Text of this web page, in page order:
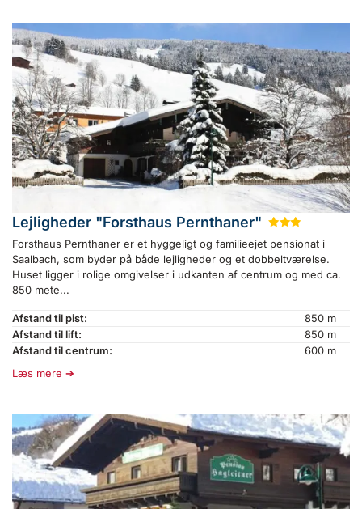
Lejligheder "Forsthaus Pernthaner" ★★
Forsthaus Pernthaner er et hyggeligt og familieejet pensionat i
Saalbach, som byder på både lejligheder og et dobbeltværelse.
Huset ligger i rolige omgivelser i udkanten af centrum og med ca.
850 mete...
Afstand til pist:
850 m
Afstand til lift:
850 m
Afstand til centrum:
600 m
Læs mere